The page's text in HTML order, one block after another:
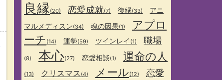
良縁(20) 恋愛成就(7) 復縁(33)
アニ
マルメディスン(34) 魂の因果(1)
アプロ
ーチ (14) 運勢(59) ツインレイ (1) 職場
(8) 本心(27) 恋愛相談(1) 運命の人
(13) クリスマス (4) メール(12)
恋愛